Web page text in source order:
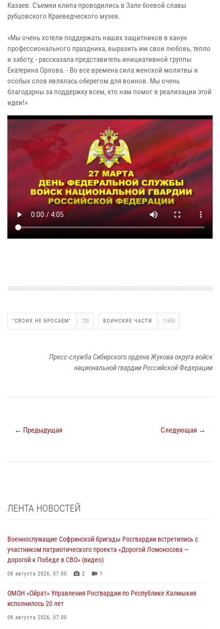
Казаев. Съемки клипа проводились в Зале боевой славы
рубцовского Краеведческого музея.
«Мы очень хотели поддержать наших защитников в канун
профессионального праздника, выразить им свои любовь, тепло
и заботу, - рассказала представитель инициативной группы
Екатерина Орлова. - Во все времена сила женской молитвы и
особых слов являлась оберегом для воинов. Мы очень
благодарны за поддержку всем, кто нам помог в реализации этой
идеи!»
"СВОИХ НЕ БРОСАЕМ" 720 ВОИНСКИЕ ЧАСТИ 11655
Пресс-служба Сибирского ордена Жукова округа войск
национальной гвардии Российской Федерации
← Предыдущая Следующая →
ЛЕНТА НОВОСТЕЙ
Военнослужащие Софринской бригады Росгвардии встретились с
участником патриотического проекта «Дорогой Ломоносова —
дорогой к Победе в СВО» (видео)
08 августа 2026, 07:00 2 1
ОМОН «Ойрат» Управления Росгвардии по Республике Калмыкия
исполнилось 20 лет
08 августа 2026, 07:00